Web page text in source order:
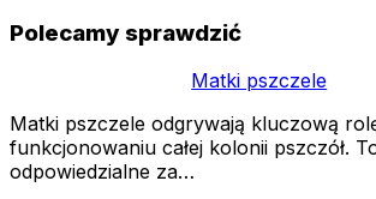
Polecamy sprawdzić
Matki pszczele
Matki pszczele odgrywają kluczową
funkcjonowaniu całej kolonii pszczół.
odpowiedzialne za…